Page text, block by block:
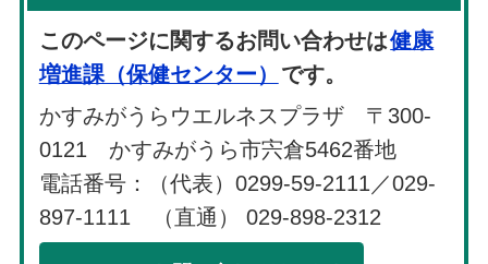
このページに関するお問い合わせは健康
増進課（保健センター）
です。
かすみがうらウエルネスプラザ 〒300-
0121 かすみがうら市宍倉5462番地
電話番号：（代表）0299-59-2111／029-
897-1111 （直通） 029-898-2312